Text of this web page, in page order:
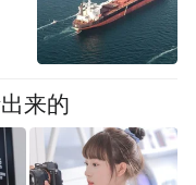
名系统后需首先
手机号只能注册
证，注册后按
信息填报。普通
信息时，报名系
来的